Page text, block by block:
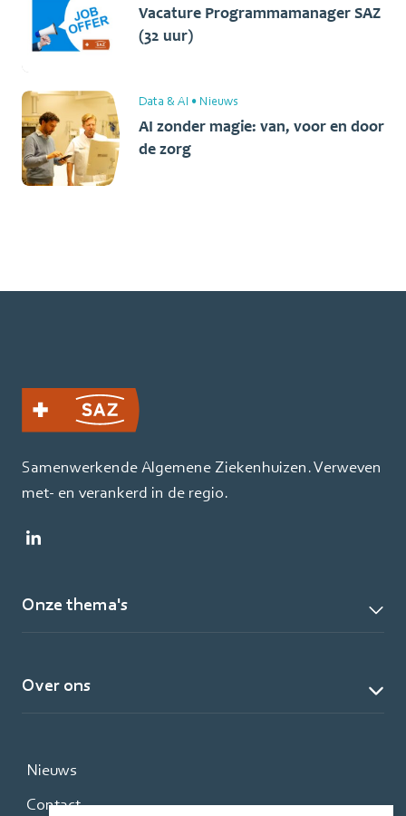
Vacature Programmamanager SAZ
(32 uur)
Data & AI • Nieuws
AI zonder magie: van, voor en door
de zorg
Samenwerkende Algemene Ziekenhuizen. Verweven
met- en verankerd in de regio.
Onze thema's
Over ons
Nieuws
Contact